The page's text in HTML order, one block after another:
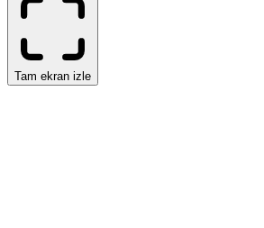
Tam ekran izle